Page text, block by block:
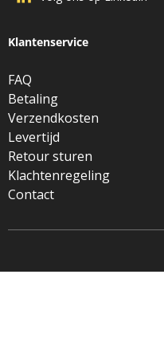
Klantenservice
FAQ
Betaling
Verzendkosten
Levertijd
Retour sturen
Klachtenregeling
Contact